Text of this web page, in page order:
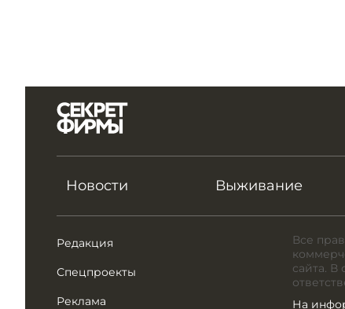
Новости Выживание
Редакция
Спецпроекты
Реклама
Все
сайта.
На